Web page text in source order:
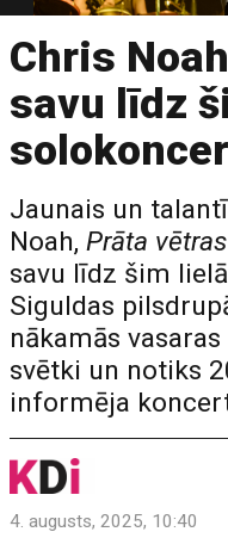
Chris
savu līdz
Jaunais un
Noah,Prāta vētras
savu līdz šim
Siguldas
nākamās
svētki un notiks
informēja
4. augusts, 2025, 10:40